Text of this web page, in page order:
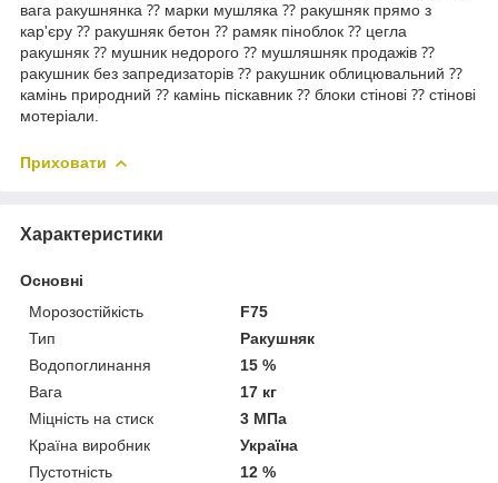
вага ракушнянка ⁇ марки мушляка ⁇ ракушняк прямо з
кар'єру ⁇ ракушняк бетон ⁇ рамяк піноблок ⁇ цегла
ракушняк ⁇ мушник недорого ⁇ мушляшняк продажів ⁇
ракушник без запредизаторів ⁇ ракушник облицювальний ⁇
камінь природний ⁇ камінь піскавник ⁇ блоки стінові ⁇ стінові
мотеріали.
Приховати
Характеристики
Основні
Морозостійкість
F75
Тип
Ракушняк
Водопоглинання
15 %
Вага
17 кг
Міцність на стиск
3 МПа
Країна виробник
Україна
Пустотність
12 %